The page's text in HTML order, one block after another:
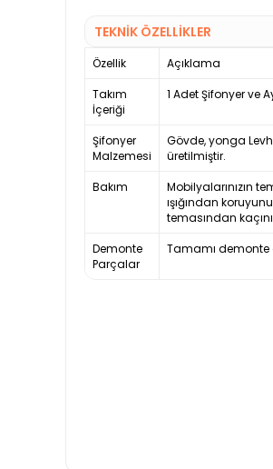
TEKNİK ÖZELLİKLER
Özellik
Açıklama
Takım
İçeriği
1 Adet Şifonyer ve
Şifonyer
Malzemesi
Gövde, yonga
üretilmiştir.
Bakım
Mobilyalarınızın
ışığından
temasından
Demonte
Parçalar
Tamamı